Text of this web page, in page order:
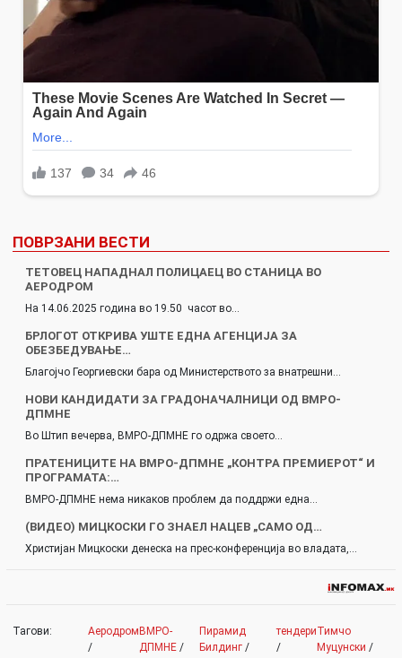
ПОВРЗАНИ ВЕСТИ
ТЕТОВЕЦ НАПАДНАЛ ПОЛИЦАЕЦ ВО СТАНИЦА ВО
АЕРОДРОМ
На 14.06.2025 година во 19.50 часот во…
БРЛОГОТ ОТКРИВА УШТЕ ЕДНА АГЕНЦИЈА ЗА
ОБЕЗБЕДУВАЊЕ…
Благојчо Георгиевски бара од Министерството за внатрешни…
НОВИ КАНДИДАТИ ЗА ГРАДОНАЧАЛНИЦИ ОД ВМРО-
ДПМНЕ
Во Штип вечерва, ВМРО-ДПМНЕ го одржа своето…
ПРАТЕНИЦИТЕ НА ВМРО-ДПМНЕ „КОНТРА ПРЕМИЕРОТ“ И
ПРОГРАМАТА:…
ВМРО-ДПМНЕ нема никаков проблем да поддржи една…
(ВИДЕО) МИЦКОСКИ ГО ЗНАЕЛ НАЦЕВ „САМО ОД…
Христијан Мицкоски денеска на прес-конференција во владата,…
Тагови:
Аеродром
/
ВМРО-
ДПМНЕ /
Пирамид
Билдинг /
тендери
/
Тимчо
Муцунски /